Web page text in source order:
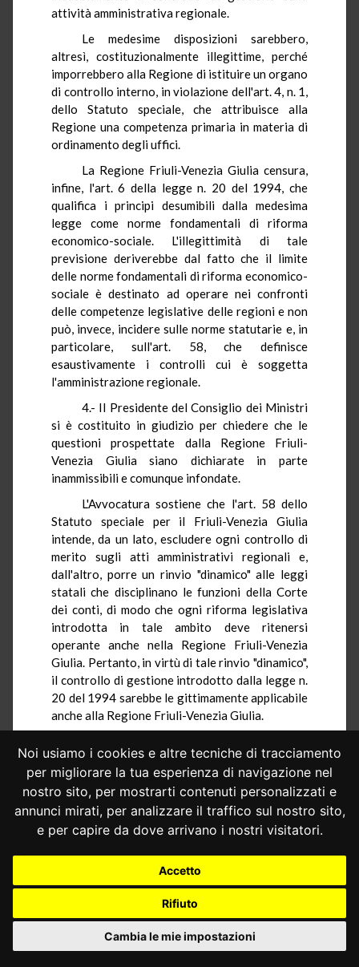
Noi usiamo i cookies e altre tecniche di tracciamento
per migliorare la tua esperienza di navigazione nel
nostro sito, per mostrarti contenuti personalizzati e
annunci mirati, per analizzare il traffico sul nostro sito,
e per capire da dove arrivano i nostri visitatori.
Accetto
Rifiuto
Cambia le mie impostazioni
attività amministrativa regionale.
Le medesime disposizioni sarebbero,
altresì, costituzionalmente illegittime, perché
imporrebbero alla Regione di istituire un organo
di controllo interno, in violazione dell'art. 4, n. 1,
dello Statuto speciale, che attribuisce alla
Regione una competenza primaria in materia di
ordinamento degli uffici.
La Regione Friuli-VeneziaGiulia censura,
infine, l'art. 6 della legge n. 20 del 1994, che
qualifica i principi desumibili dalla medesima
legge come norme fondamentali di riforma
economico-sociale. L'illegittimità di tale
previsione deriverebbe dal fatto che il limite
delle norme fondamentali di riforma economico-
sociale è destinato ad operare nei confronti
delle competenze legislative delle regioni e non
può, invece, incidere sulle norme statutarie e, in
particolare, sull'art. 58, che definisce
esaustivamente i controlli cui è soggetta
l'amministrazione regionale.
4.- Il Presidente del Consiglio dei Ministri
si è costituito in giudizio per chiedere che le
questioni prospettate dalla Regione Friuli-
Venezia Giulia siano dichiarate in parte
inammissibili e comunque infondate.
L'Avvocatura sostiene che l'art. 58 dello
Statuto speciale per il Friuli-Venezia Giulia
intende, da un lato, escludere ogni controllo di
merito sugli atti amministrativi regionali e,
dall'altro, porre un rinvio "dinamico" alle leggi
statali che disciplinano le funzioni della Corte
dei conti, di modo che ogni riforma legislativa
introdotta in tale ambito deve ritenersi
operante anche nella Regione Friuli-Venezia
Giulia. Pertanto, in virtù di tale rinvio "dinamico",
il controllo di gestione introdotto dalla legge n.
20 del 1994 sarebbe le gittimamente applicabile
anche alla Regione Friuli-Venezia Giulia.
il vincolo a istituire organi interni aventi compiti
di controllo di gestione, l'Avvocatura afferma
che la competenza esclusiva in materia di
ordinamento degli uffici deve essere esercitata
dalla Regione "in armonia con" e "nel rispetto" di
conseguenza, la previsione di organi di controllo
interno, da parte della legge n. 20 del 1994, non
risulta invasiva delle competenze regionali.
Sarebbe, infine, inammissibile, secondo
l'Avvocatura, la questione relativa all'art. 6,